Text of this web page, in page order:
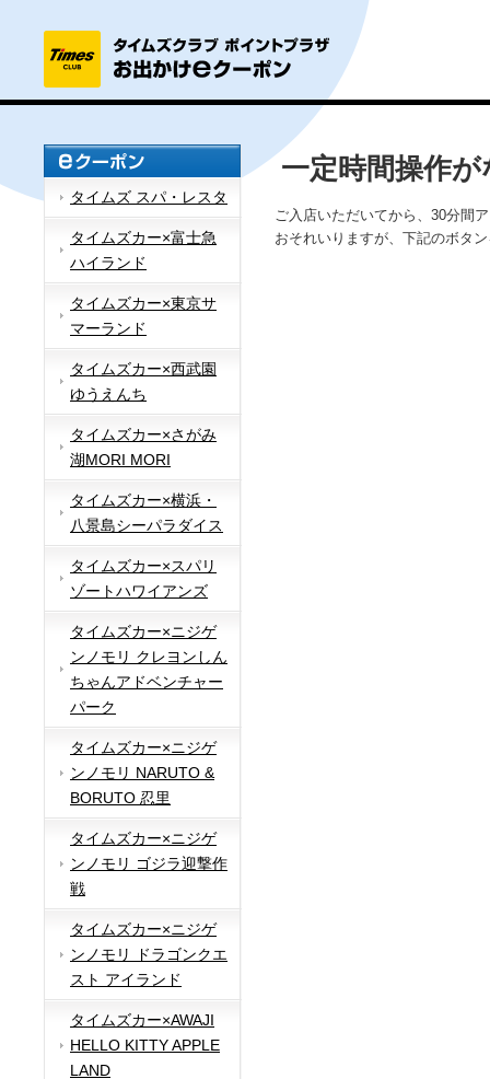
タイムズ スパ・レスタ
タイムズカー×富士急
ハイランド
タイムズカー×東京サ
マーランド
タイムズカー×西武園
ゆうえんち
タイムズカー×さがみ
湖MORI MORI
タイムズカー×横浜・
八景島シーパラダイス
タイムズカー×スパリ
ゾートハワイアンズ
タイムズカー×ニジゲ
ンノモリ クレヨンしん
ちゃんアドベンチャー
パーク
タイムズカー×ニジゲ
ンノモリ NARUTO &
BORUTO 忍里
タイムズカー×ニジゲ
ンノモリ ゴジラ迎撃作
戦
タイムズカー×ニジゲ
ンノモリ ドラゴンクエ
スト アイランド
タイムズカー×AWAJI
HELLO KITTY APPLE
LAND
一定時間操作
ご入店いただいてから、30分間
おそれいりますが、下記のボタ